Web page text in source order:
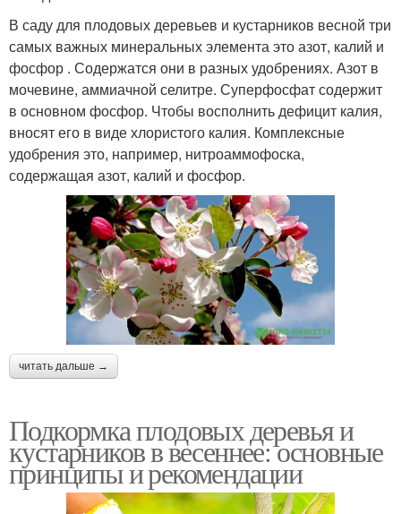
В саду для плодовых деревьев и кустарников весной три
самых важных минеральных элемента это азот, калий и
фосфор . Содержатся они в разных удобрениях. Азот в
мочевине, аммиачной селитре. Суперфосфат содержит
в основном фосфор. Чтобы восполнить дефицит калия,
вносят его в виде хлористого калия. Комплексные
удобрения это, например, нитроаммофоска,
содержащая азот, калий и фосфор.
читать дальше →
Подкормка плодовых деревья и
кустарников в весеннее: основные
принципы и рекомендации